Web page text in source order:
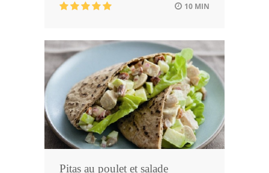
10 MIN
Pitas au poulet et salade